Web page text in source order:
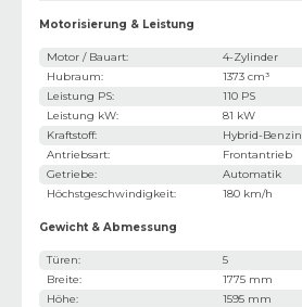
Motorisierung & Leistung
Motor / Bauart:
4-Zylinder
Hubraum:
1373 cm³
Leistung PS:
110 PS
Leistung kW:
81 kW
Kraftstoff:
Hybrid-Benzin
Antriebsart:
Frontantrieb
Getriebe:
Automatik
Höchstgeschwindigkeit: 180 km/h
Gewicht & Abmessung
Türen:
5
Breite:
1775 mm
Höhe:
1595 mm